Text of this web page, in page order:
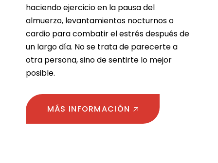
haciendo ejercicio en la pausa del
almuerzo, levantamientos nocturnos o
cardio para combatir el estrés después de
un largo día. No se trata de parecerte a
otra persona, sino de sentirte lo mejor
posible.
MÁS INFORMACIÓN